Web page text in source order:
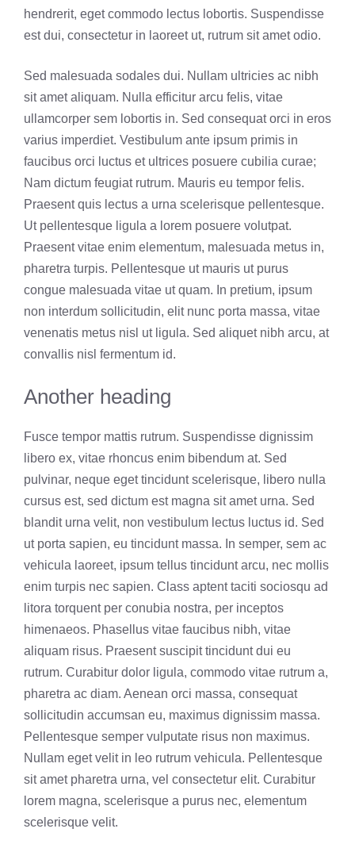
hendrerit, eget commodo lectus lobortis. Suspendisse
est dui, consectetur in laoreet ut, rutrum sit amet odio.
Sed malesuada sodales dui. Nullam ultricies ac nibh
sit amet aliquam. Nulla efficitur arcu felis, vitae
ullamcorper sem lobortis in. Sed consequat orci in eros
varius imperdiet. Vestibulum ante ipsum primis in
faucibus orci luctus et ultrices posuere cubilia curae;
Nam dictum feugiat rutrum. Mauris eu tempor felis.
Praesent quis lectus a urna scelerisque pellentesque.
Ut pellentesque ligula a lorem posuere volutpat.
Praesent vitae enim elementum, malesuada metus in,
pharetra turpis. Pellentesque ut mauris ut purus
congue malesuada vitae ut quam. In pretium, ipsum
non interdum sollicitudin, elit nunc porta massa, vitae
venenatis metus nisl ut ligula. Sed aliquet nibh arcu, at
convallis nisl fermentum id.
Another heading
Fusce tempor mattis rutrum. Suspendisse dignissim
libero ex, vitae rhoncus enim bibendum at. Sed
pulvinar, neque eget tincidunt scelerisque, libero nulla
cursus est, sed dictum est magna sit amet urna. Sed
blandit urna velit, non vestibulum lectus luctus id. Sed
ut porta sapien, eu tincidunt massa. In semper, sem ac
vehicula laoreet, ipsum tellus tincidunt arcu, nec mollis
enim turpis nec sapien. Class aptent taciti sociosqu ad
litora torquent per conubia nostra, per inceptos
himenaeos. Phasellus vitae faucibus nibh, vitae
aliquam risus. Praesent suscipit tincidunt dui eu
rutrum. Curabitur dolor ligula, commodo vitae rutrum a,
pharetra ac diam. Aenean orci massa, consequat
sollicitudin accumsan eu, maximus dignissim massa.
Pellentesque semper vulputate risus non maximus.
Nullam eget velit in leo rutrum vehicula. Pellentesque
sit amet pharetra urna, vel consectetur elit. Curabitur
lorem magna, scelerisque a purus nec, elementum
scelerisque velit.